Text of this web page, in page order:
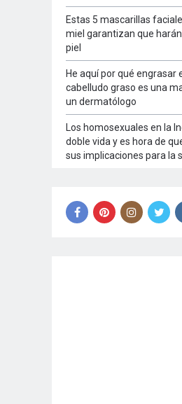
Estas 5 mascarillas
miel garantizan que
piel
He aquí por qué engrasar
cabelludo graso es una
un dermatólogo
Los homosexuales en la
doble vida y es hora de
sus implicaciones para la